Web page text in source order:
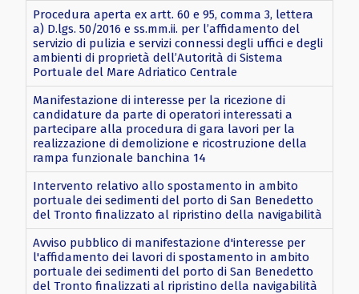
Procedura aperta ex artt. 60 e 95, comma 3, lettera
a) D.lgs. 50/2016 e ss.mm.ii. per l’affidamento del
servizio di pulizia e servizi connessi degli uffici e degli
ambienti di proprietà dell’Autorità di Sistema
Portuale del Mare Adriatico Centrale
Manifestazione di interesse per la ricezione di
candidature da parte di operatori interessati a
partecipare alla procedura di gara lavori per la
realizzazione di demolizione e ricostruzione della
rampa funzionale banchina 14
Intervento relativo allo spostamento in ambito
portuale dei sedimenti del porto di San Benedetto
del Tronto finalizzato al ripristino della navigabilità
Avviso pubblico di manifestazione d'interesse per
l'affidamento dei lavori di spostamento in ambito
portuale dei sedimenti del porto di San Benedetto
del Tronto finalizzati al ripristino della navigabilità